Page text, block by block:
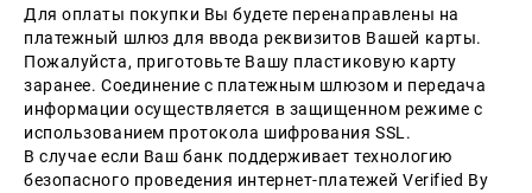
Для оплаты покупки Вы будете перенаправлены на
платежный шлюз для ввода реквизитов Вашей карты.
Пожалуйста, приготовьте Вашу пластиковую карту
заранее. Соединение с платежным шлюзом и передача
информации осуществляется в защищенном режиме с
использованием протокола шифрования SSL.
В случае если Ваш банк поддерживает технологию
безопасного проведения интернет-платежей Verified By